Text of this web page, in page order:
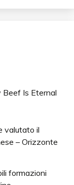
Is Eternal
valutato il
– Orizzonte
formazioni